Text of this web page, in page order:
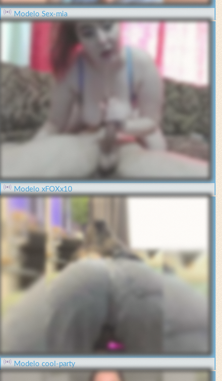
Modelo Sex-mia
Modelo xFOXx10
Modelo cool-party